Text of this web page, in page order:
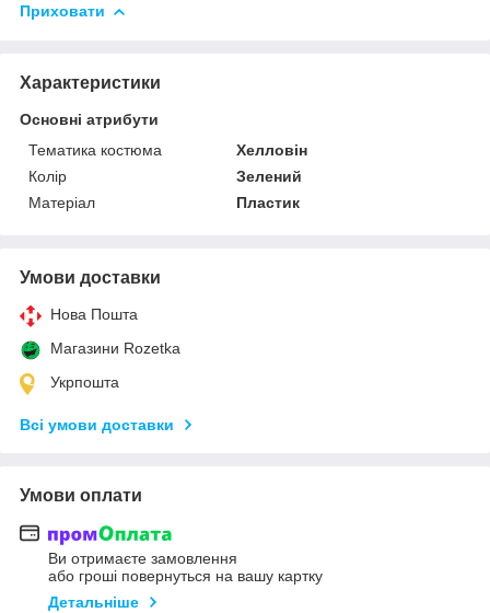
Приховати
Характеристики
Основні атрибути
Тематика костюма
Хелловін
Колір
Зелений
Матеріал
Пластик
Умови доставки
Нова Пошта
Магазини Rozetka
Укрпошта
Всі умови доставки
Умови оплати
Ви отримаєте замовлення
або гроші повернуться на вашу картку
Детальніше